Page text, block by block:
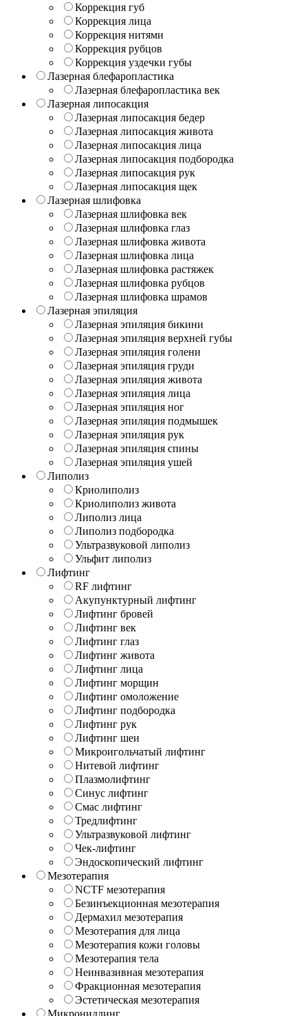
Коррекция губ
Коррекция лица
Коррекция нитями
Коррекция рубцов
Коррекция уздечки губы
Лазерная блефаропластика
Лазерная блефаропластика век
Лазерная липосакция
Лазерная липосакция бедер
Лазерная липосакция живота
Лазерная липосакция лица
Лазерная липосакция подбородка
Лазерная липосакция рук
Лазерная липосакция щек
Лазерная шлифовка
Лазерная шлифовка век
Лазерная шлифовка глаз
Лазерная шлифовка живота
Лазерная шлифовка лица
Лазерная шлифовка растяжек
Лазерная шлифовка рубцов
Лазерная шлифовка шрамов
Лазерная эпиляция
Лазерная эпиляция бикини
Лазерная эпиляция верхней губы
Лазерная эпиляция голени
Лазерная эпиляция груди
Лазерная эпиляция живота
Лазерная эпиляция лица
Лазерная эпиляция ног
Лазерная эпиляция подмышек
Лазерная эпиляция рук
Лазерная эпиляция спины
Лазерная эпиляция ушей
Липолиз
Криолиполиз
Криолиполиз живота
Липолиз лица
Липолиз подбородка
Ультразвуковой липолиз
Ульфит липолиз
Лифтинг
RF лифтинг
Акупунктурный лифтинг
Лифтинг бровей
Лифтинг век
Лифтинг глаз
Лифтинг живота
Лифтинг лица
Лифтинг морщин
Лифтинг омоложение
Лифтинг подбородка
Лифтинг рук
Лифтинг шеи
Микроигольчатый лифтинг
Нитевой лифтинг
Плазмолифтинг
Синус лифтинг
Смас лифтинг
Тредлифтинг
Ультразвуковой лифтинг
Чек-лифтинг
Эндоскопический лифтинг
Мезотерапия
NCTF мезотерапия
Безинъекционная мезотерапия
Дермахил мезотерапия
Мезотерапия для лица
Мезотерапия кожи головы
Мезотерапия тела
Неинвазивная мезотерапия
Фракционная мезотерапия
Эстетическая мезотерапия
Микронидлинг